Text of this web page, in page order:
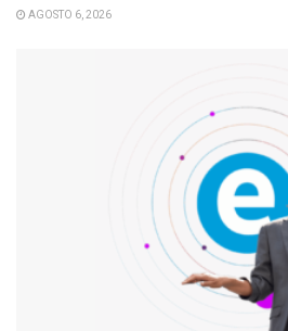
AGOSTO 6, 2026